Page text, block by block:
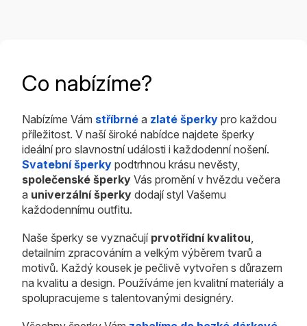
Co nabízíme?
Nabízíme Vám stříbrné a zlaté šperky pro každou
příležitost. V naší široké nabídce najdete šperky
ideální pro slavnostní události i každodenní nošení.
Svatební šperky podtrhnou krásu nevěsty,
společenské šperky Vás promění v hvězdu večera
a univerzální šperky dodají styl Vašemu
každodennímu outfitu.
Naše šperky se vyznačují prvotřídní kvalitou,
detailním zpracováním a velkým výběrem tvarů a
motivů. Každý kousek je pečlivě vytvořen s důrazem
na kvalitu a design. Používáme jen kvalitní materiály a
spolupracujeme s talentovanými designéry.